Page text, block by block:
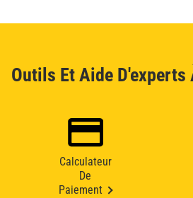
Outils Et Aide D'experts
Calculateur
De
Paiement